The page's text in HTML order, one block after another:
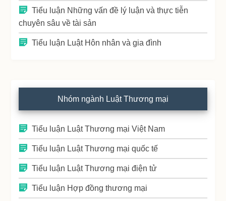
Tiểu luận Những vấn đề lý luận và thực tiễn
chuyên sâu về tài sản
Tiểu luận Luật Hôn nhân và gia đình
Nhóm ngành Luật Thương mại
Tiểu luận Luật Thương mại Việt Nam
Tiểu luận Luật Thương mại quốc tế
Tiểu luận Luật Thương mại điện tử
Tiểu luận Hợp đồng thương mại